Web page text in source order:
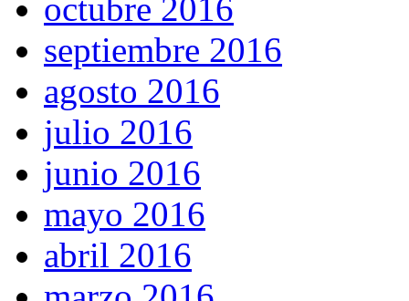
octubre 2016
septiembre 2016
agosto 2016
julio 2016
junio 2016
mayo 2016
abril 2016